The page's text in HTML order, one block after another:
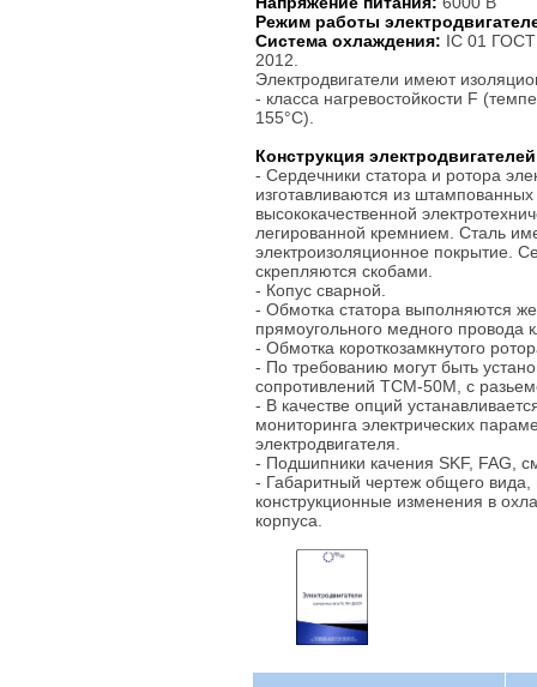
Режим работы
Система охлаждения: IC 01
2012.
Электродвигатели имеют
- класса нагревостойкости F
155°С).
Конструкция
- Сердечники статора и ротора
изготавливаются из штампованных
высококачественной
легированной кремнием. Сталь
электроизоляционное покрытие.
скрепляются скобами.
- Копус сварной.
- Обмотка статора выполняются
прямоугольного медного провода
- Обмотка короткозамкнутого
- По требованию могут быть
сопротивлений ТСМ-50М, с
- В качестве опций
мониторинга электрических
электродвигателя.
- Подшипники качения SKF, FAG,
- Габаритный чертеж общего вида,
конструкционные изменения в
корпуса.